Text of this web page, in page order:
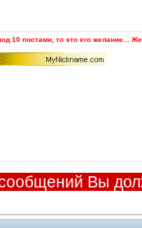
10 постами, то это его желание...
Вы